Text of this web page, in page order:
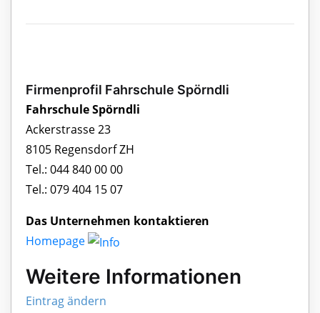
Firmenprofil Fahrschule Spörndli
Fahrschule Spörndli
Ackerstrasse 23
8105 Regensdorf ZH
Tel.: 044 840 00 00
Tel.: 079 404 15 07
Das Unternehmen kontaktieren
Homepage
Weitere Informationen
Eintrag ändern